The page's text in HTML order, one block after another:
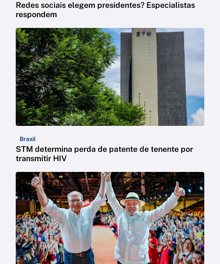
Redes sociais elegem presidentes? Especialistas
respondem
Brasil
STM determina perda de patente de tenente por
transmitir HIV